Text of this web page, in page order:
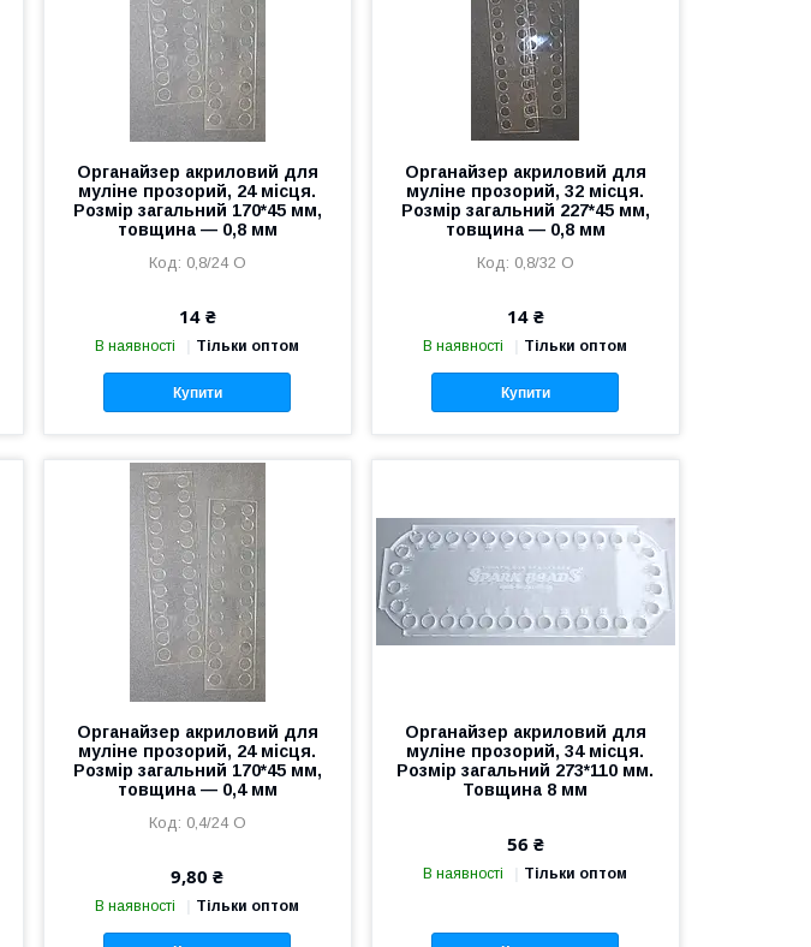
Органайзер акриловий для
муліне прозорий, 24 місця.
Розмір загальний 170*45 мм,
товщина — 0,8 мм
0,8/24 О
14 ₴
В наявності Тільки оптом
Купити
Органайзер акриловий для
муліне прозорий, 32 місця.
Розмір загальний 227*45 мм,
товщина — 0,8 мм
0,8/32 О
14 ₴
В наявності Тільки оптом
Купити
Органайзер акриловий для
муліне прозорий, 24 місця.
Розмір загальний 170*45 мм,
товщина — 0,4 мм
0,4/24 О
9,80 ₴
В наявності Тільки оптом
Органайзер акриловий для
муліне прозорий, 34 місця.
Розмір загальний 273*110 мм.
Товщина 8 мм
56 ₴
В наявності Тільки оптом